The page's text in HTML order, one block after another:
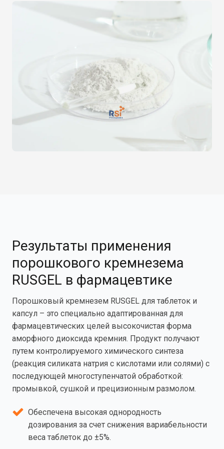
Результаты применения
порошкового кремнезема
RUSGEL в фармацевтике
Порошковый кремнезем RUSGEL для таблеток и
капсул – это специально адаптированная для
фармацевтических целей высокочистая форма
аморфного диоксида кремния. Продукт получают
путем контролируемого химического синтеза
(реакция силиката натрия с кислотами или солями) с
последующей многоступенчатой обработкой:
промывкой, сушкой и прецизионным размолом.
Обеспечена высокая однородность
дозирования за счет снижения вариабельности
веса таблеток до ±5%.